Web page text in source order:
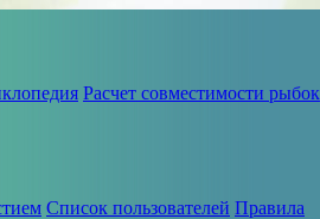
Расчет совместимости рыбок
Список пользователей Правила